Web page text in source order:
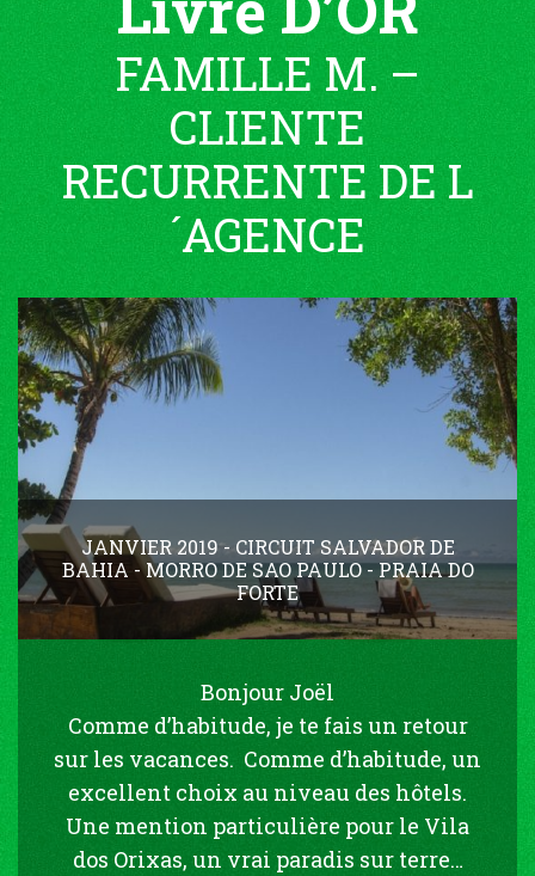
FAMILLE M. –
CLIENTE
RECURRENTE DE L
´AGENCE
JANVIER 2019 - CIRCUIT SALVADOR DE
BAHIA - MORRO DE SAO PAULO - PRAIA DO
FORTE
Bonjour Joël
Comme d’habitude, je te fais un retour
sur les vacances. Comme d’habitude, un
excellent choix au niveau des hôtels.
Une mention particulière pour le Vila
dos Orixas, un vrai paradis sur terre…